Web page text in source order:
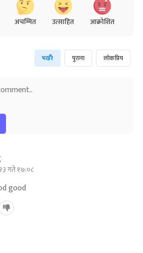
अचम्मित उत्साहित आक्रोशित
भर्खरै पुराना लोकप्रिय
गते १७:०८
good